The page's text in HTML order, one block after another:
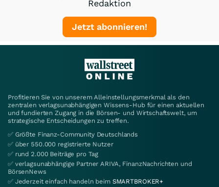
Redaktion
Jetzt abonnieren!
Profitieren Sie von unserem Alleinstellungsmerkmal als den
zentralen verlagsunabhängigen Wissens-Hub für einen aktuellen
und fundierten Zugang in die Börsen- und Wirtschaftswelt, um
strategische Entscheidungen zu treffen.
✅ Größte Finanz-Community Deutschlands
✅ über 550.000 registrierte Nutzer
✅ rund 2.000 Beiträge pro Tag
✅ verlagsunabhängige Partner ARIVA, FinanzNachrichten und
BörsenNews
✅ Jederzeit einfach handeln beim SMARTBROKER+